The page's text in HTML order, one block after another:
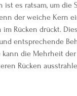
ist es ratsam, um die
der weiche Kern
im Rücken drückt.
entsprechende
kann die Mehrheit
Rücken